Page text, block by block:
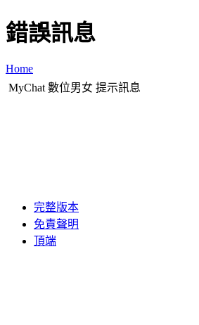
錯誤訊息
Home
MyChat 數位男女 提示訊息
完整版本
免責聲明
頂端